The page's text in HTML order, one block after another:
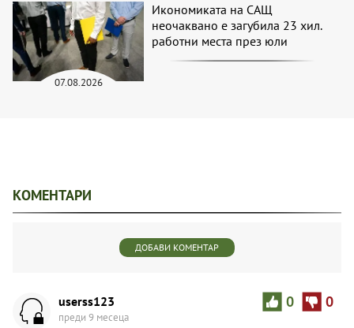
07.08.2026
Икономиката на САЩ
неочаквано е загубила 23 хил.
работни места през юли
КОМЕНТАРИ
ДОБАВИ КОМЕНТАР
0 0
userss123
преди 9 месеца